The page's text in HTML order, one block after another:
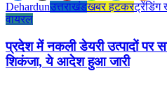
Dehardunउत्तराखंडखबर हटकरट्रेंडिंग
वायरल
प्रदेश में नकली डेयरी उत्पादों पर
शिकंजा, ये आदेश हुआ जारी